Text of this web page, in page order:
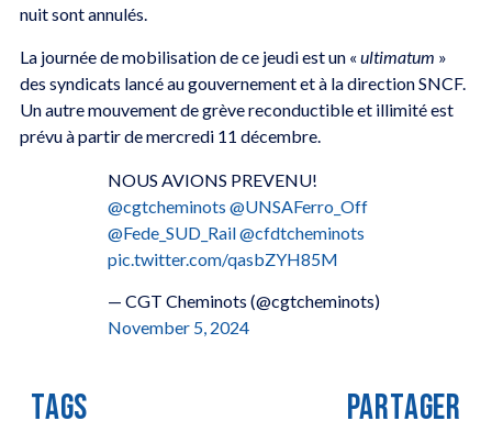
nuit sont annulés.
La journée de mobilisation de ce jeudi est un « ultimatum »
des syndicats lancé au gouvernement et à la direction SNCF.
Un autre mouvement de grève reconductible et illimité est
prévu à partir de mercredi 11 décembre.
NOUS AVIONS PREVENU!
@cgtcheminots @UNSAFerro_Off
@Fede_SUD_Rail@cfdtcheminots
pic.twitter.com/qasbZYH85M
— CGT Cheminots (@cgtcheminots)
November 5, 2024
TAGS PARTAGER